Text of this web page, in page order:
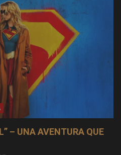
– UNA AVENTURA QUE